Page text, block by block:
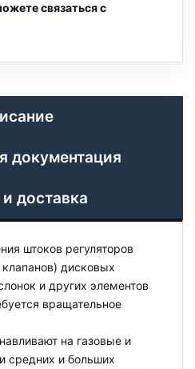
связаться с
документация
доставка
штоков регуляторов
дисковых
и других элементов
вращательное
на газовые и
средних и больших